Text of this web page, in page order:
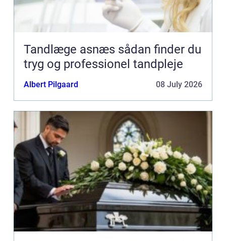
Tandlæge asnæs sådan finder du
tryg og professionel tandpleje
Albert Pilgaard 08 July 2026